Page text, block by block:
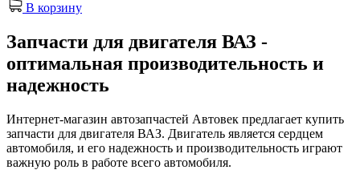
В корзину
Запчасти для двигателя ВАЗ -
оптимальная производительность и
надежность
Интернет-магазин автозапчастей Автовек предлагает купить
запчасти для двигателя ВАЗ. Двигатель является сердцем
автомобиля, и его надежность и производительность играют
важную роль в работе всего автомобиля.